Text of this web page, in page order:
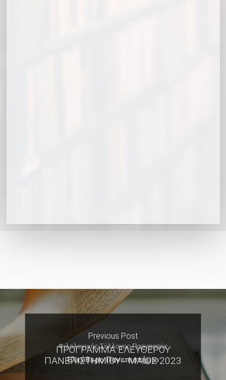
Previous Post
ΠΡΟΓΡΑΜΜΑ ΕΛΕΥΘΕΡΟΥ
ΠΑΝΕΠΙΣΤΗΜΙΟΥ - ΜΑΪΟΣ 2023